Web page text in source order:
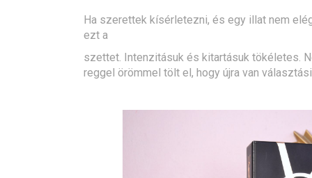
Ha szerettek kísérletezni, és egy illat nem
ezt a
szettet. Intenzitásuk és kitartásuk tökéletes.
reggel örömmel tölt el, hogy újra van